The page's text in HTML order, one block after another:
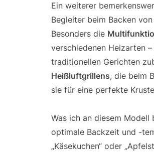
Ein weiterer
Begleiter beim Backen
Besonders die
verschiedenen Heizarten
traditionellen Gerichten
Heißluftgrillens, die beim
sie für eine perfekte
Was ich an diesem
optimale Backzeit und -
„Käsekuchen“ oder